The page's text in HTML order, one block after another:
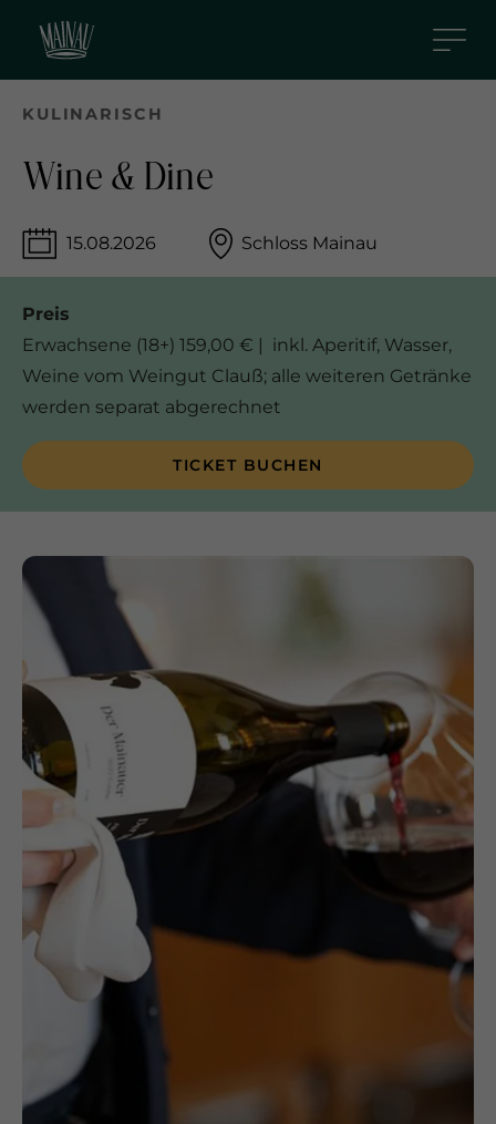
I
KULINARISCH
Wine & Dine
15.08.2026 Schloss Mainau
Preis
Erwachsene (18+) 159,00 € | inkl. Aperitif, Wasser,
Weine vom Weingut Clauß; alle weiteren Getränke
werden separat abgerechnet
TICKET BUCHEN